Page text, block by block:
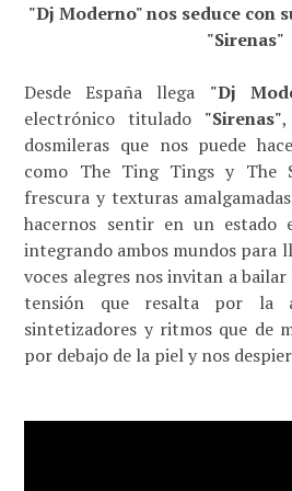
"Dj Moderno" nos seduce con
"Sirenas"
Desde España llega "Dj
electrónico titulado "Sirenas",
dosmileras que nos puede
como The Ting Tings y The
frescura y texturas
hacernos sentir en un
integrando ambos mundos para
voces alegres nos invitan a
tensión que resalta por la
sintetizadores y ritmos que de
por debajo de la piel y nos